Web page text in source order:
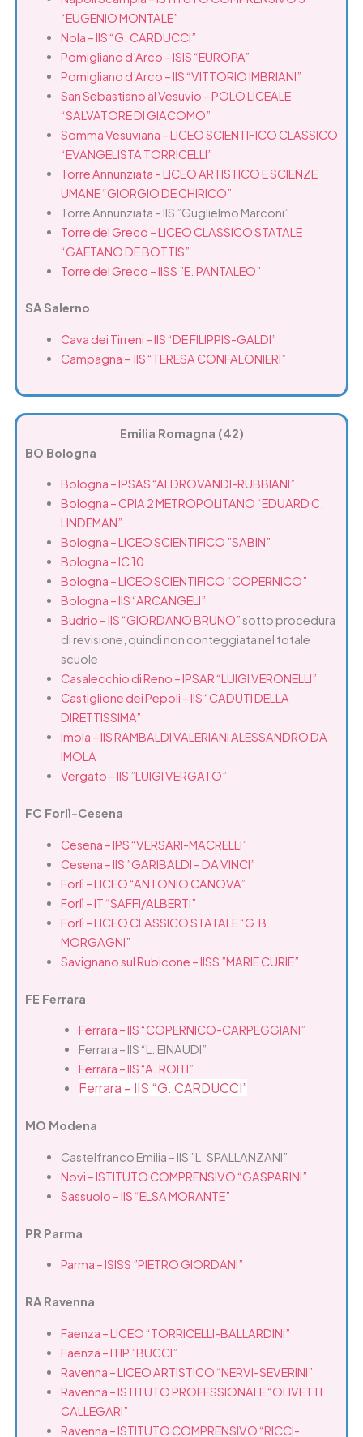
“EUGENIO MONTALE”
Nola – IIS “G. CARDUCCI”
Pomigliano d’Arco – ISIS “EUROPA”
Pomigliano d’Arco – IIS “VITTORIO IMBRIANI”
San Sebastiano al Vesuvio – POLO LICEALE
“SALVATORE DI GIACOMO”
Somma Vesuviana – LICEO SCIENTIFICO CLASSICO
“EVANGELISTA TORRICELLI”
Torre Annunziata – LICEO ARTISTICO E SCIENZE
UMANE “GIORGIO DE CHIRICO”
Torre Annunziata – IIS ”Guglielmo Marconi”
Torre del Greco – LICEO CLASSICO STATALE
“GAETANO DE BOTTIS”
Torre del Greco – IISS ”E. PANTALEO”
SA Salerno
Cava dei Tirreni – IIS “DE FILIPPIS-GALDI”
Campagna – IIS “TERESA CONFALONIERI”
Emilia Romagna (42)
BO Bologna
Bologna – IPSAS “ALDROVANDI-RUBBIANI”
Bologna – CPIA 2 METROPOLITANO “EDUARD C.
LINDEMAN”
Bologna – LICEO SCIENTIFICO ”SABIN”
Bologna – IC 10
Bologna – LICEO SCIENTIFICO “COPERNICO”
Bologna – IIS “ARCANGELI”
Budrio – IIS “GIORDANO BRUNO”sotto procedura
di revisione, quindi non conteggiata nel totale
scuole
Casalecchio di Reno – IPSAR “LUIGI VERONELLI”
Castiglione dei Pepoli – IIS “CADUTI DELLA
DIRETTISSIMA”
Imola – IIS RAMBALDI VALERIANI ALESSANDRO DA
IMOLA
Vergato – IIS ”LUIGI VERGATO”
FC Forlì-Cesena
Cesena – IPS “VERSARI-MACRELLI”
Cesena – IIS ”GARIBALDI – DA VINCI”
Forlì – LICEO “ANTONIO CANOVA”
Forlì – IT“SAFFI/ALBERTI”
Forlì – LICEO CLASSICO STATALE “G.B.
MORGAGNI”
Savignano sul Rubicone – IISS ”MARIE CURIE”
FE Ferrara
Ferrara – IIS “COPERNICO-CARPEGGIANI”
Ferrara – IIS “L. EINAUDI”
Ferrara – IIS “A. ROITI”
Ferrara – IIS “G. CARDUCCI”
MO Modena
Castelfranco Emilia – IIS ”L. SPALLANZANI”
Novi – ISTITUTO COMPRENSIVO “GASPARINI”
Sassuolo – IIS “ELSA MORANTE”
PR Parma
Parma – ISISS ”PIETRO GIORDANI”
RA Ravenna
Faenza – LICEO “TORRICELLI-BALLARDINI”
Faenza – ITIP ”BUCCI”
Ravenna – LICEO ARTISTICO “NERVI-SEVERINI”
Ravenna – ISTITUTO PROFESSIONALE “OLIVETTI
CALLEGARI”
Ravenna – ISTITUTO COMPRENSIVO “RICCI-